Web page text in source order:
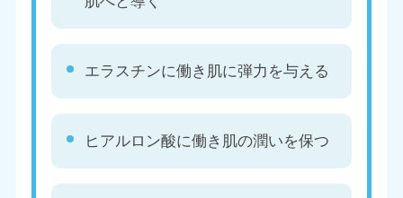
エラスチンに働き肌に弾力を与える
ヒアルロン酸に働き肌の潤いを保つ